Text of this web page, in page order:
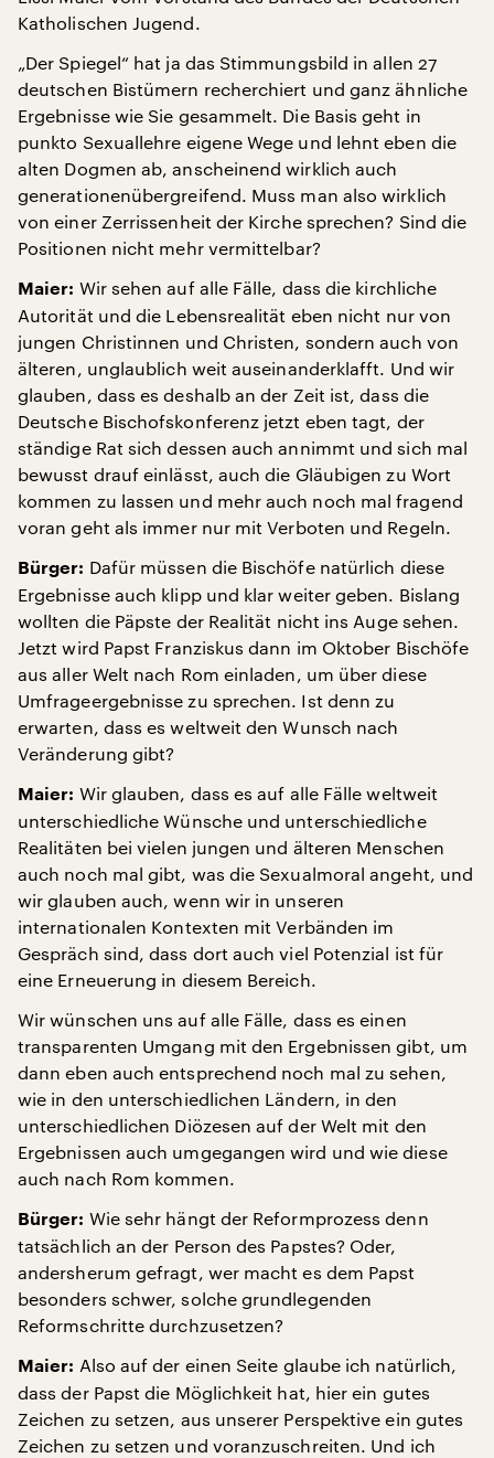
Katholischen Jugend.
„Der Spiegel“ hat ja das Stimmungsbild in allen 27
deutschen Bistümern recherchiert und ganz ähnliche
Ergebnisse wie Sie gesammelt. Die Basis geht in
punkto Sexuallehre eigene Wege und lehnt eben die
alten Dogmen ab, anscheinend wirklich auch
generationenübergreifend. Muss man also wirklich
von einer Zerrissenheit der Kirche sprechen? Sind die
Positionen nicht mehr vermittelbar?
Maier: Wir sehen auf alle Fälle, dass die kirchliche
Autorität und die Lebensrealität eben nicht nur von
jungen Christinnen und Christen, sondern auch von
älteren, unglaublich weit auseinanderklafft. Und wir
glauben, dass es deshalb an der Zeit ist, dass die
Deutsche Bischofskonferenz jetzt eben tagt, der
ständige Rat sich dessen auch annimmt und sich mal
bewusst drauf einlässt, auch die Gläubigen zu Wort
kommen zu lassen und mehr auch noch mal fragend
voran geht als immer nur mit Verboten und Regeln.
Bürger: Dafür müssen die Bischöfe natürlich diese
Ergebnisse auch klipp und klar weiter geben. Bislang
wollten die Päpste der Realität nicht ins Auge sehen.
Jetzt wird Papst Franziskus dann im Oktober Bischöfe
aus aller Welt nach Rom einladen, um über diese
Umfrageergebnisse zu sprechen. Ist denn zu
erwarten, dass es weltweit den Wunsch nach
Veränderung gibt?
Maier: Wir glauben, dass es auf alle Fälle weltweit
unterschiedliche Wünsche und unterschiedliche
Realitäten bei vielen jungen und älteren Menschen
auch noch mal gibt, was die Sexualmoral angeht, und
wir glauben auch, wenn wir in unseren
internationalen Kontexten mit Verbänden im
Gespräch sind, dass dort auch viel Potenzial ist für
eine Erneuerung in diesem Bereich.
Wir wünschen uns auf alle Fälle, dass es einen
transparenten Umgang mit den Ergebnissen gibt, um
dann eben auch entsprechend noch mal zu sehen,
wie in den unterschiedlichen Ländern, in den
unterschiedlichen Diözesen auf der Welt mit den
Ergebnissen auch umgegangen wird und wie diese
auch nach Rom kommen.
Bürger: Wie sehr hängt der Reformprozess denn
tatsächlich an der Person des Papstes? Oder,
andersherum gefragt, wer macht es dem Papst
besonders schwer, solche grundlegenden
Reformschritte durchzusetzen?
Maier: Also auf der einen Seite glaube ich natürlich,
dass der Papst die Möglichkeit hat, hier ein gutes
Zeichen zu setzen, aus unserer Perspektive ein gutes
Zeichen zu setzen und voranzuschreiten. Und ich